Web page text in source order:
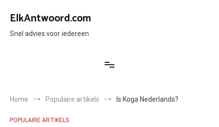
naar
inhoud
ElkAntwoord.com
Snel advies voor iedereen
Home Populaire artikels Is Koga Nederlands?
POPULAIRE ARTIKELS